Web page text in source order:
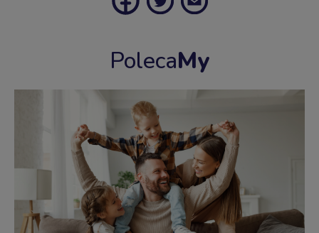
PolecaMy